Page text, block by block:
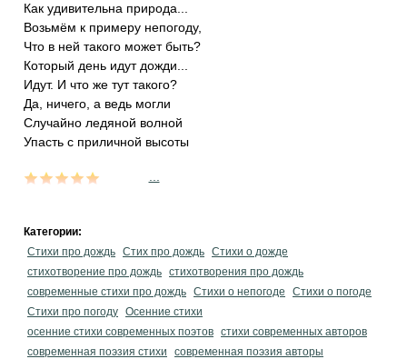
Как удивительна природа...
Возьмём к примеру непогоду,
Что в ней такого может быть?
Который день идут дожди...
Идут. И что же тут такого?
Да, ничего, а ведь могли
Случайно ледяной волной
Упасть с приличной высоты
Категории:
Стихи про дождь Стих про дождь Стихи о дожде
стихотворение про дождь стихотворения про дождь
современные стихи про дождь Стихи о непогоде
Стихи о погоде
Стихи про погоду Осенние стихи
осенние стихи современных поэтов стихи современных авторов
современная поэзия стихи
современная поэзия авторы